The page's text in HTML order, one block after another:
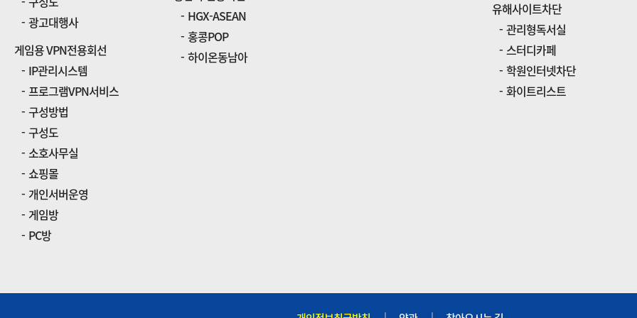
광고대행사
게임용 VPN전용회선
IP관리시스템
프로그램VPN서비스
구성방법
구성도
소호사무실
쇼핑몰
개인서버운영
게임방
PC방
HGX-ASEAN
홍콩POP
하이온동남아
유해사이트차단
관리형독서실
스터디카페
학원인터넷차단
화이트리스트